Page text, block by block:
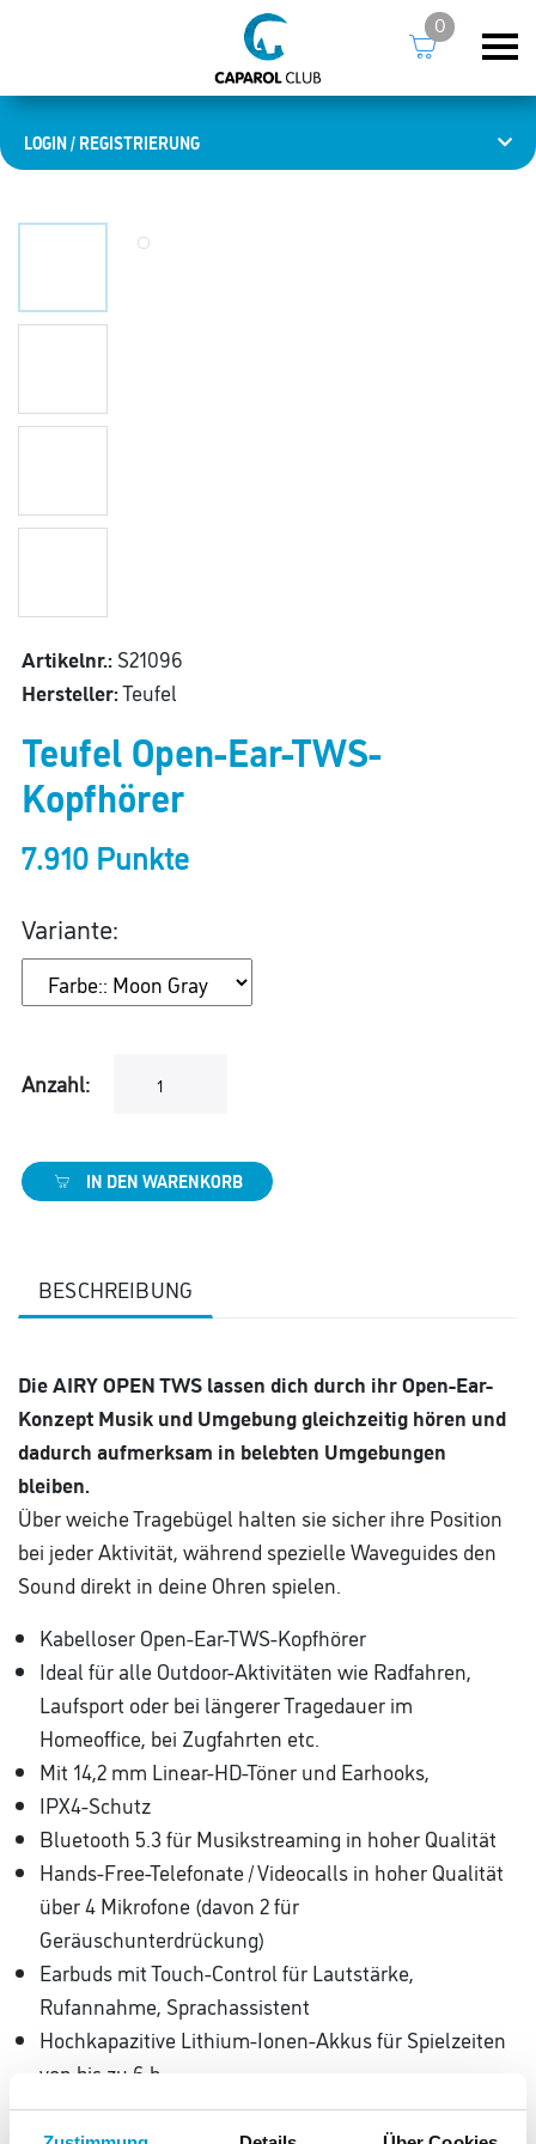
LOGIN / REGISTRIERUNG
0
Artikelnr.: S21096
Hersteller:Teufel
Teufel Open-Ear-TWS-
Kopfhörer
7.910 Punkte
Variante:
Anzahl:
IN DEN WARENKORB
BESCHREIBUNG
Die AIRY OPEN TWS lassen dich durch ihr Open-Ear-
Konzept Musik und Umgebung gleichzeitig hören und
dadurch aufmerksam in belebten Umgebungen
bleiben.
Über weiche Tragebügel halten sie sicher ihre Position
bei jeder Aktivität, während spezielle Waveguides den
Sound direkt in deine Ohren spielen.
Kabelloser Open-Ear-TWS-Kopfhörer
Ideal für alle Outdoor-Aktivitäten wie Radfahren,
Laufsport oder bei längerer Tragedauer im
Homeoffice, bei Zugfahrten etc.
Mit 14,2 mm Linear-HD-Töner und Earhooks,
IPX4-Schutz
Bluetooth 5.3 für Musikstreaming in hoher Qualität
Hands-Free-Telefonate / Videocalls in hoher Qualität
über 4 Mikrofone (davon 2 für
Geräuschunterdrückung)
Earbuds mit Touch-Control für Lautstärke,
Rufannahme, Sprachassistent
Hochkapazitive Lithium-Ionen-Akkus für Spielzeiten
von bis zu 6 h
Nach nur 10 min Ladezeit bis zu 1:30 h spielbereit,